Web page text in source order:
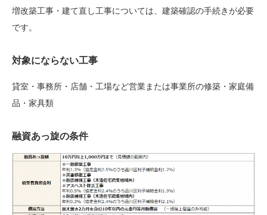
増改築工事・建て直し工事については、建築確認の手続きが必要
です。
対象にならない工事
貸室・事務所・店舗・工場など営業または事業所の修築・家庭備
品・家具類
融資あっ旋の条件